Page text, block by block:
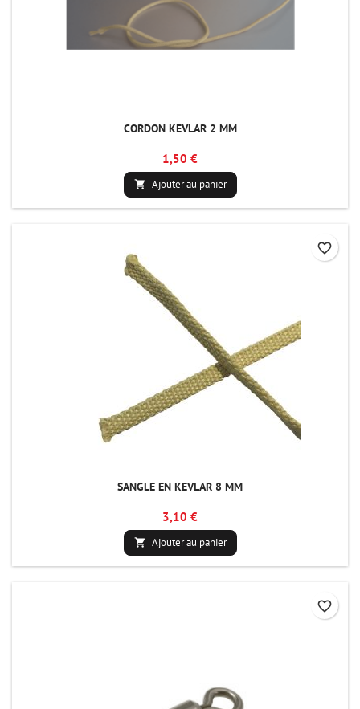
CORDON KEVLAR 2 MM
1,50 €
 Ajouter au panier
SANGLE EN KEVLAR 8 MM
3,10 €
 Ajouter au panier
favorite_border
favorite_border